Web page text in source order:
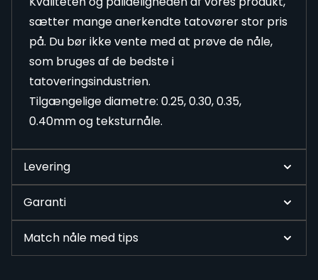
sætter mange anerkendte tatovører stor pris
på. Du bør ikke vente med at prøve de nåle,
som bruges af de bedste i
tatoveringsindustrien.
Tilgængelige diametre: 0.25, 0.30, 0.35,
0.40mm og teksturnåle.
Levering
Garanti
Match nåle med tips